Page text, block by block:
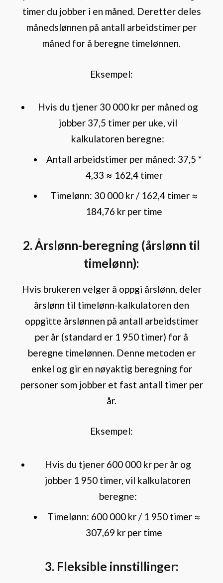
timer du jobber i en måned. Deretter deles
månedslønnen på antall arbeidstimer per
måned for å beregne timelønnen.
Eksempel:
Hvis du tjener 30 000 kr per måned og
jobber 37,5 timer per uke, vil
kalkulatoren beregne:
Antall arbeidstimer per måned: 37,5 *
4,33 ≈ 162,4 timer
Timelønn: 30 000 kr / 162,4 timer ≈
184,76 kr per time
2. Årslønn-beregning (årslønn til
timelønn):
Hvis brukeren velger å oppgi årslønn, deler
årslønn til timelønn-kalkulatoren den
oppgitte årslønnen på antall arbeidstimer
per år (standard er 1 950 timer) for å
beregne timelønnen. Denne metoden er
enkel og gir en nøyaktig beregning for
personer som jobber et fast antall timer per
år.
Eksempel:
Hvis du tjener 600 000 kr per år og
jobber 1 950 timer, vil kalkulatoren
beregne:
Timelønn: 600 000 kr / 1 950 timer ≈
307,69 kr per time
3. Fleksible innstillinger: